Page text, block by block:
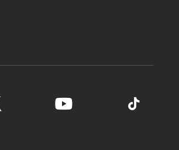
YouTube TikTok